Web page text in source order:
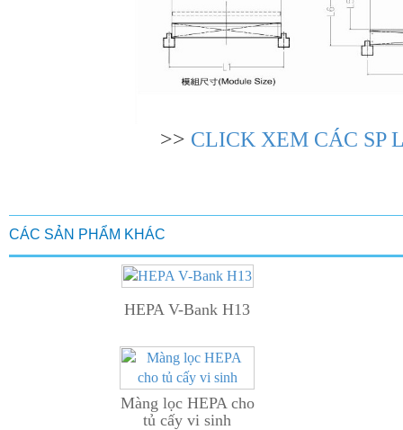
>> CLICK XEM CÁC SP
CÁC SẢN PHẨM KHÁC
HEPA V-Bank H13
Màng lọc HEPA cho
tủ cấy vi sinh